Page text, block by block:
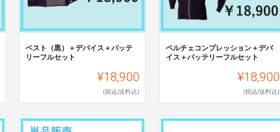
ベスト（黒）＋デバイス＋バッテ
リーフルセット
¥18,900
(税込/送料込)
ペルチェコンプレッション＋デバ
イス＋バッテリーフルセット
¥18,900
(税込/送料込)